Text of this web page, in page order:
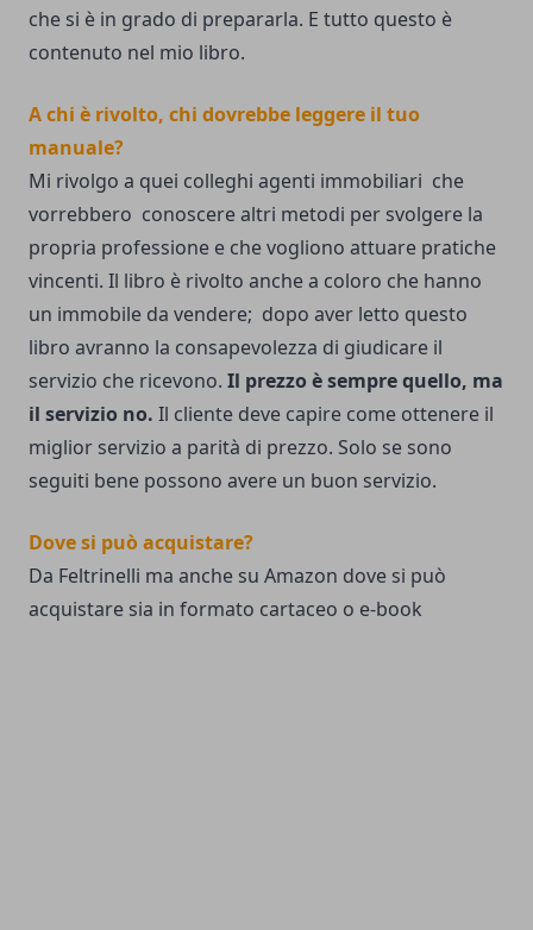
che si è in grado di prepararla. E tutto questo è
contenuto nel mio libro.
A chi è rivolto, chi dovrebbe leggere il tuo
manuale?
Mi rivolgo a quei colleghi agenti immobiliari che
vorrebbero conoscere altri metodi per svolgere la
propria professione e che vogliono attuare pratiche
vincenti. Il libro è rivolto anche a coloro che hanno
un immobile da vendere; dopo aver letto questo
libro avranno la consapevolezza di giudicare il
servizio che ricevono. Il prezzo è sempre quello, ma
il servizio no. Il cliente deve capire come ottenere il
miglior servizio a parità di prezzo. Solo se sono
seguiti bene possono avere un buon servizio.
Dove si può acquistare?
Da Feltrinelli ma anche su Amazon dove si può
acquistare sia in formato cartaceo o e-book